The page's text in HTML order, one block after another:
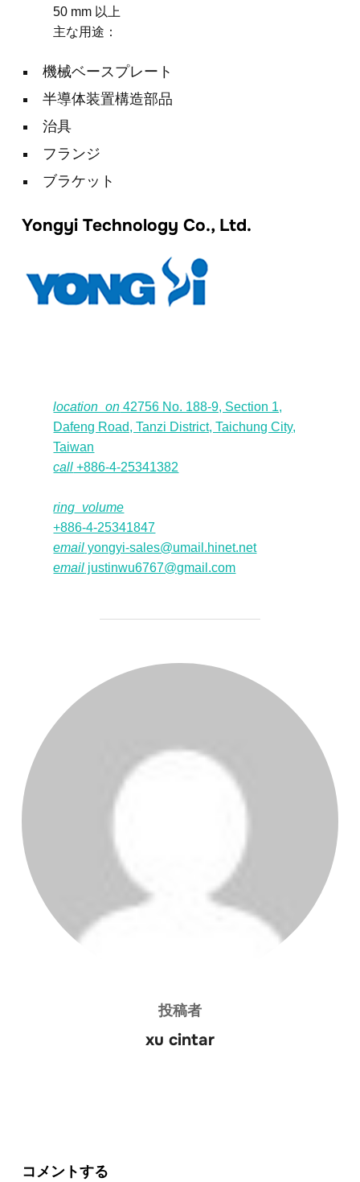
50 mm 以上
主な用途：
機械ベースプレート
半導体装置構造部品
治具
フランジ
ブラケット
Yongyi Technology Co., Ltd.
location_on 42756 No. 188-9, Section 1,
Dafeng Road, Tanzi District, Taichung City,
Taiwan
call +886-4-25341382
ring_volume
+886-4-25341847
email yongyi-sales@umail.hinet.net
email justinwu6767@gmail.com
投稿者
xu cintar
コメントする